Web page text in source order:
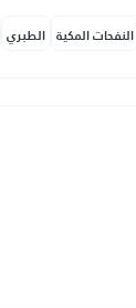
الطبري النفحات المكية